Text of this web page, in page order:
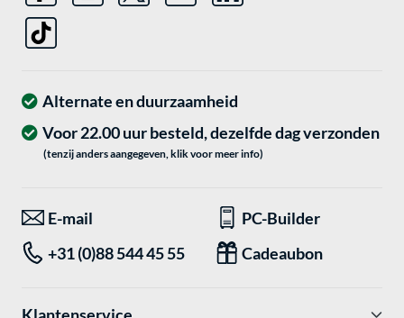
Alternate en duurzaamheid
Voor 22.00 uur besteld, dezelfde dag verzonden
(tenzij anders aangegeven, klik voor meer info)
E-mail
PC-Builder
+31 (0)88 544 45 55
Cadeaubon